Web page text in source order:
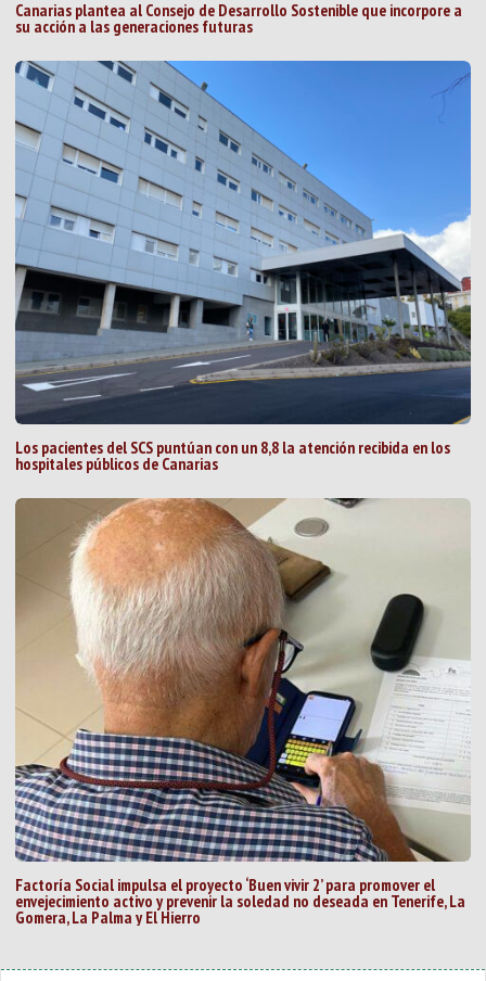
Canarias plantea al Consejo de Desarrollo Sostenible que incorpore a
su acción a las generaciones futuras
Los pacientes del SCS puntúan con un 8,8 la atención recibida en los
hospitales públicos de Canarias
Factoría Social impulsa el proyecto ‘Buen vivir 2’ para promover el
envejecimiento activo y prevenir la soledad no deseada en Tenerife, La
Gomera, La Palma y El Hierro